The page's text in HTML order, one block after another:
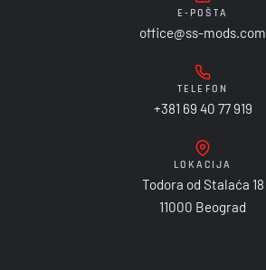
E-POŠTA
office@ss-mods.com
TELEFON
+381 69 40 77 919
LOKACIJA
Todora od Stalaća 18
11000 Beograd